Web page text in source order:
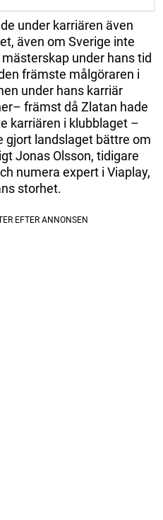
under karriären även
även om Sverige inte
under hans tid
främste målgöraren i
under hans karriär
främst då Zlatan hade
karriären i klubblaget –
gjort landslaget bättre om
Jonas Olsson, tidigare
numera expert i Viaplay,
storhet.